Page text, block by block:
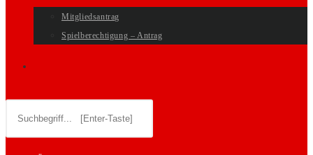
Mitgliedsantrag
Spielberechtigung – Antrag